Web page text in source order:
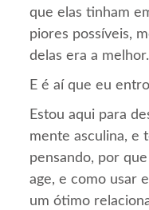
que elas tinham
piores possíveis,
delas era a melhor.
E é aí que eu
Estou aqui para
mente asculina, e
pensando, por
age, e como usar
um ótimo